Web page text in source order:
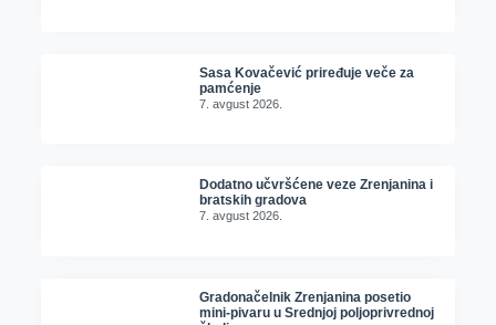
Sasa Kovačević priređuje veče za
pamćenje
7. avgust 2026.
Dodatno učvršćene veze Zrenjanina i
bratskih gradova
7. avgust 2026.
Gradonačelnik Zrenjanina posetio
mini-pivaru u Srednjoj poljoprivrednoj